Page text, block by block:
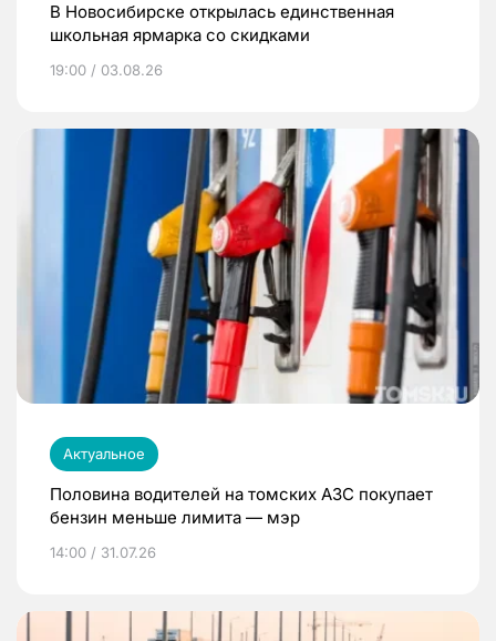
В Новосибирске открылась единственная
школьная ярмарка со скидками
19:00 / 03.08.26
Актуальное
Половина водителей на томских АЗС покупает
бензин меньше лимита — мэр
14:00 / 31.07.26